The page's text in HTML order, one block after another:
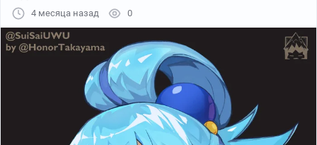
のやまたけのこ
4 месяца назад 0